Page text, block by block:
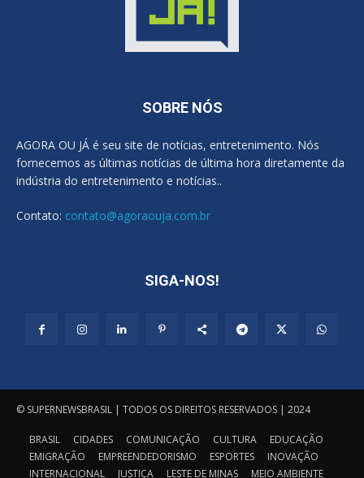
SOBRE NÓS
AGORA OU JÁ é seu site de notícias, entretenimento. Nós
fornecemos as últimas notícias de última hora diretamente da
indústria do entretenimento e notícias..
Contato: contato@agoraouja.com.br
SIGA-NOS!
© SUPERNEWSBRASIL | TODOS OS DIREITOS RESERVADOS | 2024
BRASIL CIDADES COMUNICAÇÃO CULTURA
EDUCAÇÃO
EMIGRAÇÃO
EMPREENDEDORISMO ESPORTES
INOVAÇÃO
INTERNACIONAL
JUSTIÇA LESTE DE MINAS MEIO AMBIENTE